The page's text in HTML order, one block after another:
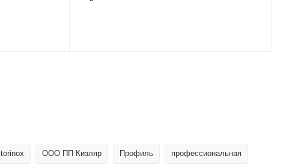
ООО ПП Кизляр Профиль профессиональная